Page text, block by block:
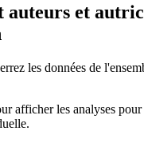
auteurs et
les données de
afficher les analyses pour